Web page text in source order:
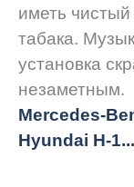
иметь чистый
табака.
установка
незаметным.
Mercedes-
Hyundai H-1...